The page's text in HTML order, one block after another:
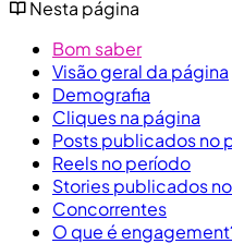
Nesta página
Bom saber
Visão geral da página
Demografia
Cliques na página
Posts publicados no
Reels no período
Stories publicados
Concorrentes
O que é